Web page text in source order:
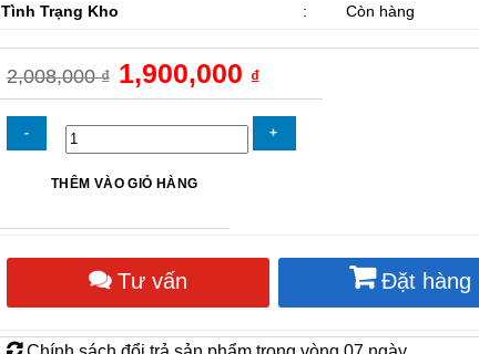
Tình Trạng Kho : Còn hàng
2,008,000₫
Giá
gốc
là:
1,900,000 ₫
Giá
hiện
tại
là:
1,900,000 ₫.
IFan
lượng
THÊM VÀO GIỎ HÀNG
Tư vấn Đặt hàng